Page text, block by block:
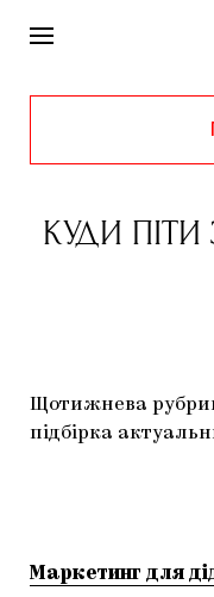
ЯК
КУДИ ПІТИ
Щотижнева
підбірка
Маркетинг для